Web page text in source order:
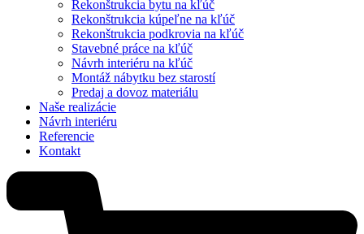
Rekonštrukcia bytu na kľúč
Rekonštrukcia kúpeľne na kľúč
Rekonštrukcia podkrovia na kľúč
Stavebné práce na kľúč
Návrh interiéru na kľúč
Montáž nábytku bez starostí
Predaj a dovoz materiálu
Naše realizácie
Návrh interiéru
Referencie
Kontakt